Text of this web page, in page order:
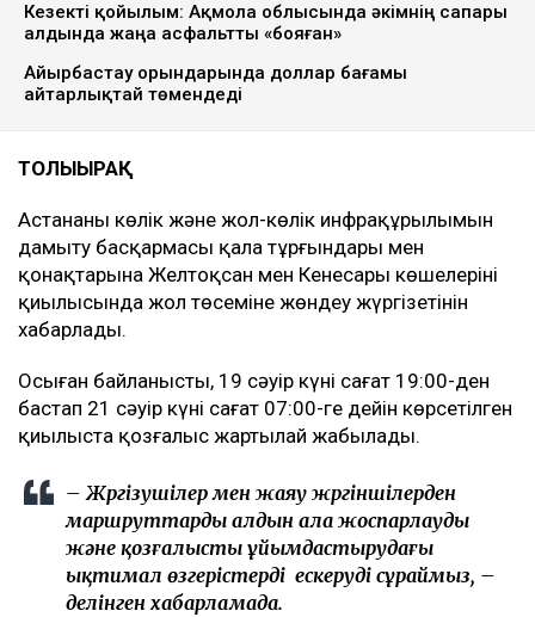
Кезекті қойылым: Ақмола облысында әкімнің сапары
алдында жаңа асфальтты «бояған»
Айырбастау орындарында доллар бағамы
айтарлықтай төмендеді
ТОЛЫҒЫРАҚ
Астананың көлік және жол-көлік инфрақұрылымын
дамыту басқармасы қала тұрғындары мен
қонақтарына Желтоқсан мен Кенесары көшелерінің
қиылысында жол төсеміне жөндеу жүргізетінін
хабарлады.
Осыған байланысты, 19 сәуір күні сағат 19:00-ден
бастап 21 сәуір күні сағат 07:00-ге дейін көрсетілген
қиылыста қозғалыс жартылай жабылады.
– Жүргізушілер мен жаяу жүргіншілерден
маршруттарды алдын ала жоспарлауды
және қозғалысты ұйымдастырудағы
ықтимал өзгерістерді ескеруді сұраймыз, –
делінген хабарламада.